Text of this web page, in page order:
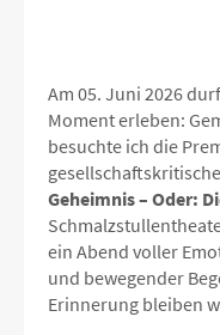
Am 05. Juni 2026
Moment erleben:
besuchte ich die
Geheimnis – Oder:
ein Abend voller
und bewegender
Erinnerung bleiben